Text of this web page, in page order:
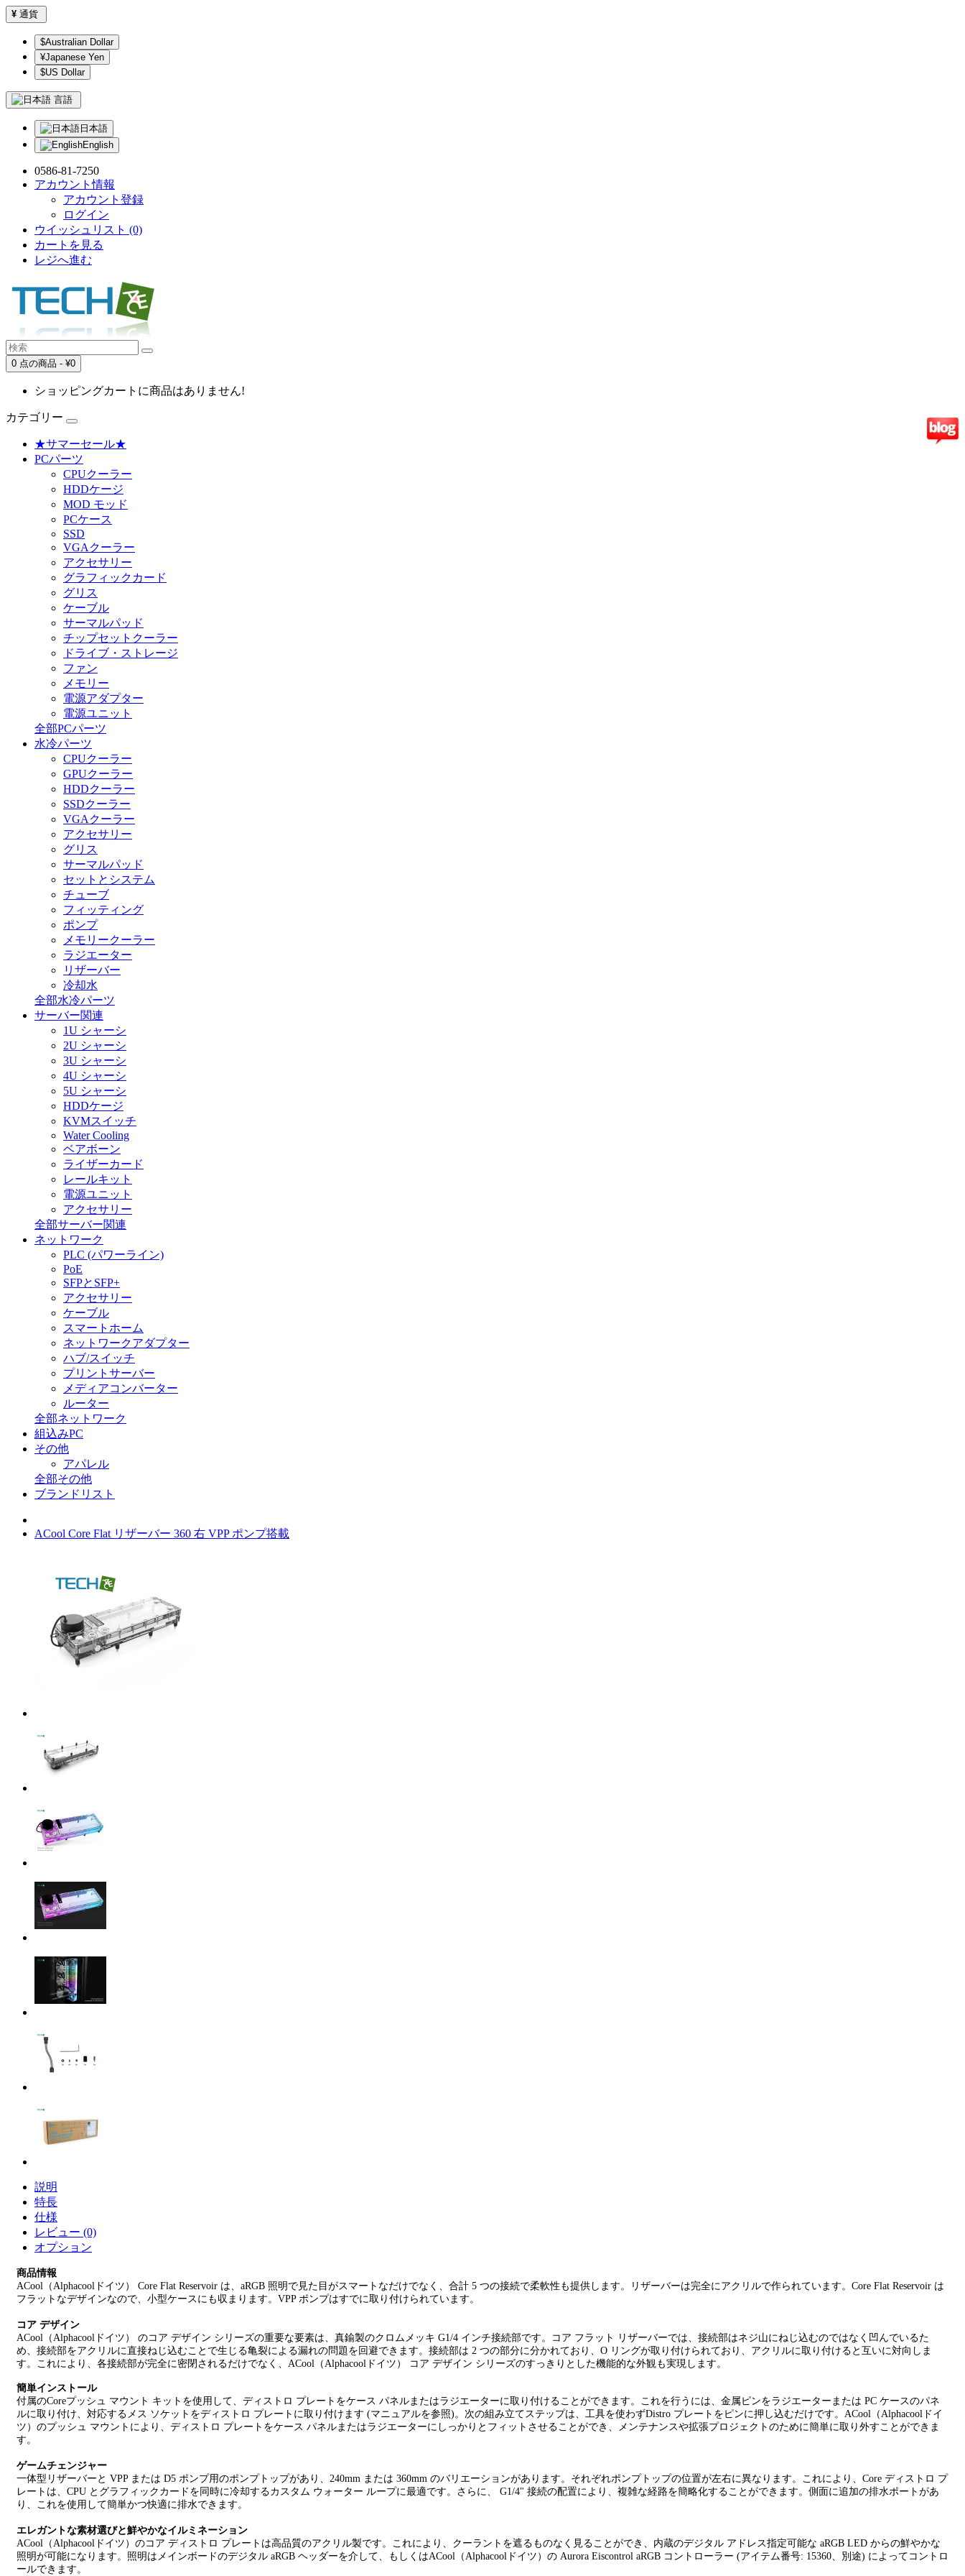
¥ 通貨
$Australian Dollar
¥Japanese Yen
$US Dollar
言語
日本語
English
0586-81-7250
アカウント情報
アカウント登録
ログイン
ウイッシュリスト (0)
カートを見る
レジへ進む
0 点の商品 - ¥0
ショッピングカートに商品はありません!
カテゴリー
★サマーセール★
PCパーツ
CPUクーラー
HDDケージ
MOD モッド
PCケース
SSD
VGAクーラー
アクセサリー
グラフィックカード
グリス
ケーブル
サーマルパッド
チップセットクーラー
ドライブ・ストレージ
ファン
メモリー
電源アダプター
電源ユニット
全部PCパーツ
水冷パーツ
CPUクーラー
GPUクーラー
HDDクーラー
SSDクーラー
VGAクーラー
アクセサリー
グリス
サーマルパッド
セットとシステム
チューブ
フィッティング
ポンプ
メモリークーラー
ラジエーター
リザーバー
冷却水
全部水冷パーツ
サーバー関連
1U シャーシ
2U シャーシ
3U シャーシ
4U シャーシ
5U シャーシ
HDDケージ
KVMスイッチ
Water Cooling
ベアボーン
ライザーカード
レールキット
電源ユニット
アクセサリー
全部サーバー関連
ネットワーク
PLC (パワーライン)
PoE
SFPとSFP+
アクセサリー
ケーブル
スマートホーム
ネットワークアダプター
ハブ/スイッチ
プリントサーバー
メディアコンバーター
ルーター
全部ネットワーク
組込みPC
その他
アパレル
全部その他
ブランドリスト
ACool Core Flat リザーバー 360 右 VPP ポンプ搭載
説明
特長
仕様
レビュー (0)
オプション
商品情報
ACool（Alphacoolドイツ）
Core Flat Reservoir は、aRGB 照明で見た目がスマートなだけでなく、合計 5 つの接続で柔軟性も提供します。リザーバーは完全にアクリルで作られています。Core Flat Reservoir は
フラットなデザインなので、小型ケースにも収まります。VPP ポンプはすでに取り付けられています。
コア デザイン
ACool（Alphacoolドイツ）
のコア デザイン シリーズの重要な要素は、真鍮製のクロムメッキ G1/4 インチ接続部です。コア フラット リザーバーでは、接続部はネジ山にねじ込むのではなく凹んでいるた
め、接続部をアクリルに直接ねじ込むことで生じる亀裂による漏れの問題を回避できます。接続部は 2 つの部分に分かれており、O リングが取り付けられており、アクリルに取り付けると互いに対向しま
す。これにより、各接続部が完全に密閉されるだけでなく、 ACool（Alphacoolドイツ） コア デザイン シリーズのすっきりとした機能的な外観も実現します。
簡単インストール
付属のCoreプッシュ マウント キットを使用して、ディストロ プレートをケース パネルまたはラジエーターに取り付けることができます。これを行うには、金属ピンをラジエーターまたは PC ケースのパネ
ルに取り付け、対応するメス ソケットをディストロ プレートに取り付けます (マニュアルを参照)。次の組み立てステップは、工具を使わずDistro プレートをピンに押し込むだけです。ACool（Alphacoolドイ
ツ）のプッシュ マウントにより、ディストロ プレートをケース パネルまたはラジエーターにしっかりとフィットさせることができ、メンテナンスや拡張プロジェクトのために簡単に取り外すことができま
す。
ゲームチェンジャー
一体型リザーバーと VPP または D5 ポンプ用のポンプトップがあり、240mm または 360mm のバリエーションがあります。それぞれポンプトップの位置が左右に異なります。これにより、Core ディストロ プ
レートは、CPU とグラフィックカードを同時に冷却するカスタム ウォーター ループに最適です。さらに、 G1/4" 接続の配置により、複雑な経路を簡略化することができます。側面に追加の排水ポートがあ
り、これを使用して簡単かつ快適に排水できます。
エレガントな素材選びと鮮やかなイルミネーション
ACool（Alphacoolドイツ）のコア ディストロ プレートは高品質のアクリル製です。これにより、クーラントを遮るものなく見ることができ、内蔵のデジタル アドレス指定可能な aRGB LED からの鮮やかな
照明が可能になります。照明はメインボードのデジタル aRGB ヘッダーを介して、もしくはACool（Alphacoolドイツ）の Aurora Eiscontrol aRGB コントローラー (アイテム番号: 15360、別途) によってコントロ
ールできます。